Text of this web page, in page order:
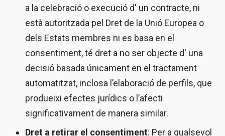
a la celebració o execució d' un contracte, ni
està autoritzada pel Dret de la Unió Europea o
dels Estats membres ni es basa en el
consentiment, té dret a no ser objecte d' una
decisió basada únicament en el tractament
automatitzat, inclosa l’elaboració de perfils, que
produeixi efectes jurídics o l’afecti
significativament de manera similar.
Dret a retirar el consentiment: Per a qualsevol